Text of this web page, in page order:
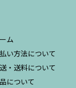
ム
い方法について
・送料について
について